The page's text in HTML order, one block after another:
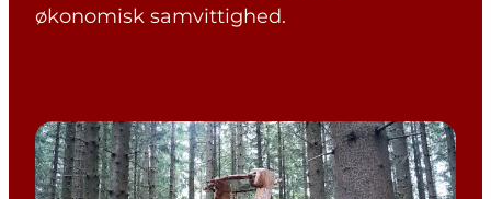
økonomisk samvittighed.